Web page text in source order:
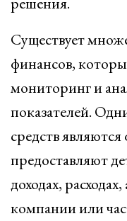
Существует
финансов,
мониторинг и
показателей.
средств
предоставляют
доходах,
компании или